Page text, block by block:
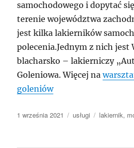
samochodowego i dopytać
terenie województwa
jest kilka lakierników
polecenia.Jednym z nich jest
blacharsko – lakierniczy
Goleniowa. Więcej na
goleniów
Data
1 września 2021 Kategorie
usługi Tagi
lakiernik,